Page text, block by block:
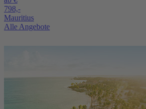
798,-
Mauritius
Alle Angebote